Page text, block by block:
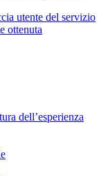
utente del servizio
ottenuta
dell’esperienza